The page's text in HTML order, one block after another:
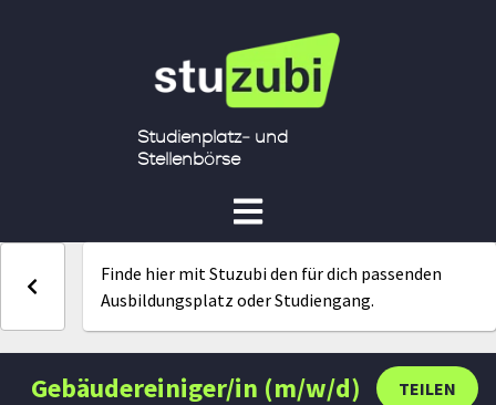
Studienplatz- und
Stellenbörse
Finde hier mit Stuzubi den für dich passenden
Ausbildungsplatz oder Studiengang.
TEILEN
Gebäudereiniger/in (m/w/d)